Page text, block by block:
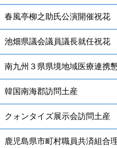
春風亭柳之助氏公演開催祝花
池畑県議会議員議長就任祝花
南九州３県県境地域医療連携懇
韓国南海郡訪問土産
クォンタイズ展示会訪問土産
鹿児島県市町村職員共済組合